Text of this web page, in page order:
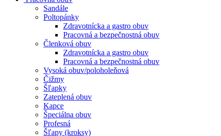
Sandále
Poltopánky
Zdravotnícka a gastro obuv
Pracovná a bezpečnostná obuv
Členková obuv
Zdravotnícka a gastro obuv
Pracovná a bezpečnostná obuv
Vysoká obuv/poloholeňová
Čižmy
Šľapky
Zateplená obuv
Kapce
Špeciálna obuv
Profesná
Šľapy (kroksy)